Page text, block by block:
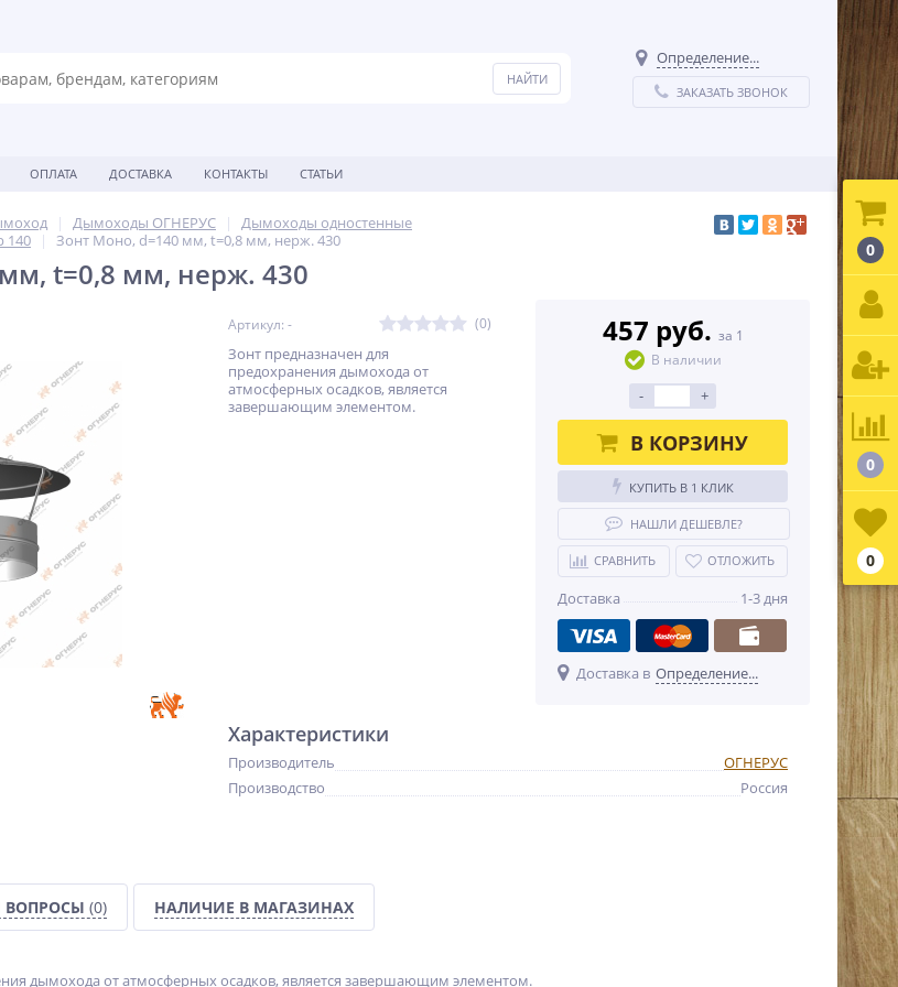
Определение...
ЗАКАЗАТЬ ЗВОНОК
ОПЛАТА ДОСТАВКА КОНТАКТЫ СТАТЬИ
Дымоходы ОГНЕРУС
Дымоходы одностенные
140
Зонт Моно, d=140 мм, t=0,8 мм, нерж. 430
t=0,8 мм, нерж. 430
Артикул: - (0)
Зонт предназначен для
предохранения дымохода от
атмосферных осадков, является
завершающим элементом.
457 руб. за 1
В наличии
- +
В КОРЗИНУ
КУПИТЬ В 1 КЛИК
НАШЛИ ДЕШЕВЛЕ?
СРАВНИТЬ ОТЛОЖИТЬ
Доставка 1-3 дня
Доставка в Определение...
Характеристики
Производитель
ОГНЕРУС
Производство
Россия
(0) НАЛИЧИЕ В МАГАЗИНАХ
дымохода от атмосферных осадков, является завершающим элементом.
0
0
0